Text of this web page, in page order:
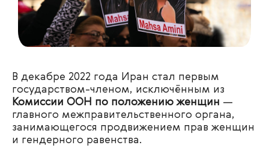
В декабре 2022 года Иран стал первым
государством-членом, исключённым из
Комиссии ООН по положению женщин —
главного межправительственного органа,
занимающегося продвижением прав женщин
и гендерного равенства.